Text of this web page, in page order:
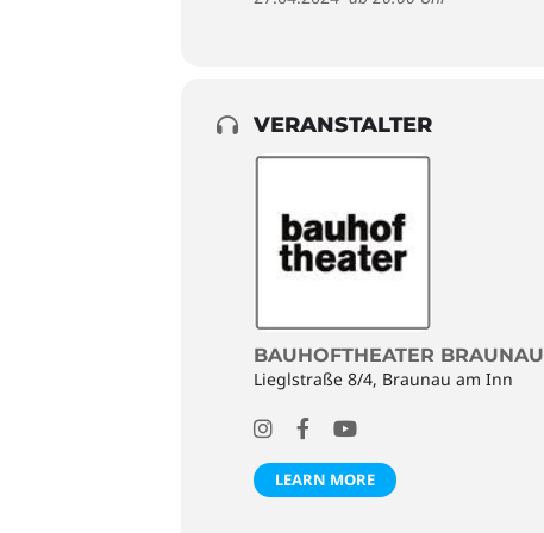
VERANSTALTER
BAUHOFTHEATER BRAUNAU
Lieglstraße 8/4, Braunau am Inn
LEARN MORE